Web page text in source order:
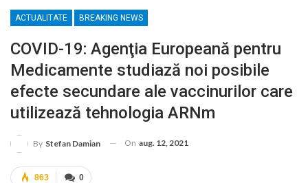
ACTUALITATE BREAKING NEWS
COVID-19: Agenţia Europeană pentru
Medicamente studiază noi posibile
efecte secundare ale vaccinurilor care
utilizează tehnologia ARNm
By Stefan Damian On aug. 12, 2021
0
863